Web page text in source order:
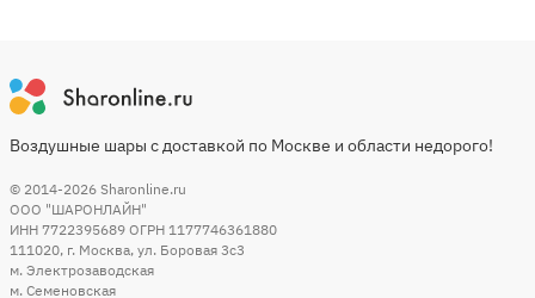
Воздушные шары с доставкой по Москве и области недорого!
© 2014-2026 Sharonline.ru
ООО "ШАРОНЛАЙН"
ИНН 7722395689 ОГРН 1177746361880
111020, г. Москва, ул. Боровая 3c3
м. Электрозаводская
м. Семеновская